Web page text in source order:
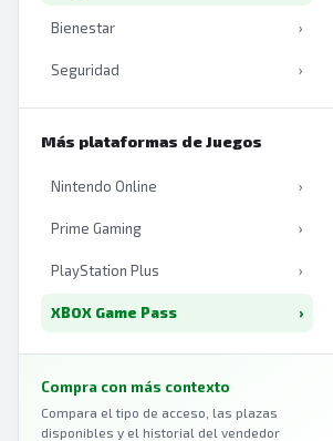
Bienestar ›
Seguridad ›
Productividad ›
Inteligencia artificial
Libros ›
Más plataformas de Juegos
Nintendo Online ›
Prime Gaming ›
PlayStation Plus ›
XBOX Game Pass ›
Compra con más contexto
Compara el tipo de acceso, las plazas
disponibles y el historial del vendedor